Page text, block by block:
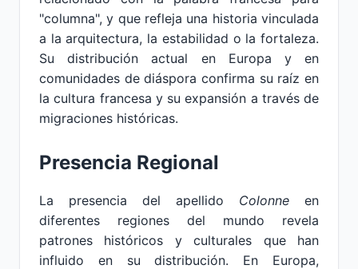
"columna", y que refleja una historia vinculada
a la arquitectura, la estabilidad o la fortaleza.
Su distribución actual en Europa y en
comunidades de diáspora confirma su raíz en
la cultura francesa y su expansión a través de
migraciones históricas.
Presencia Regional
La presencia del apellido Colonne en
diferentes regiones del mundo revela
patrones históricos y culturales que han
influido en su distribución. En Europa,